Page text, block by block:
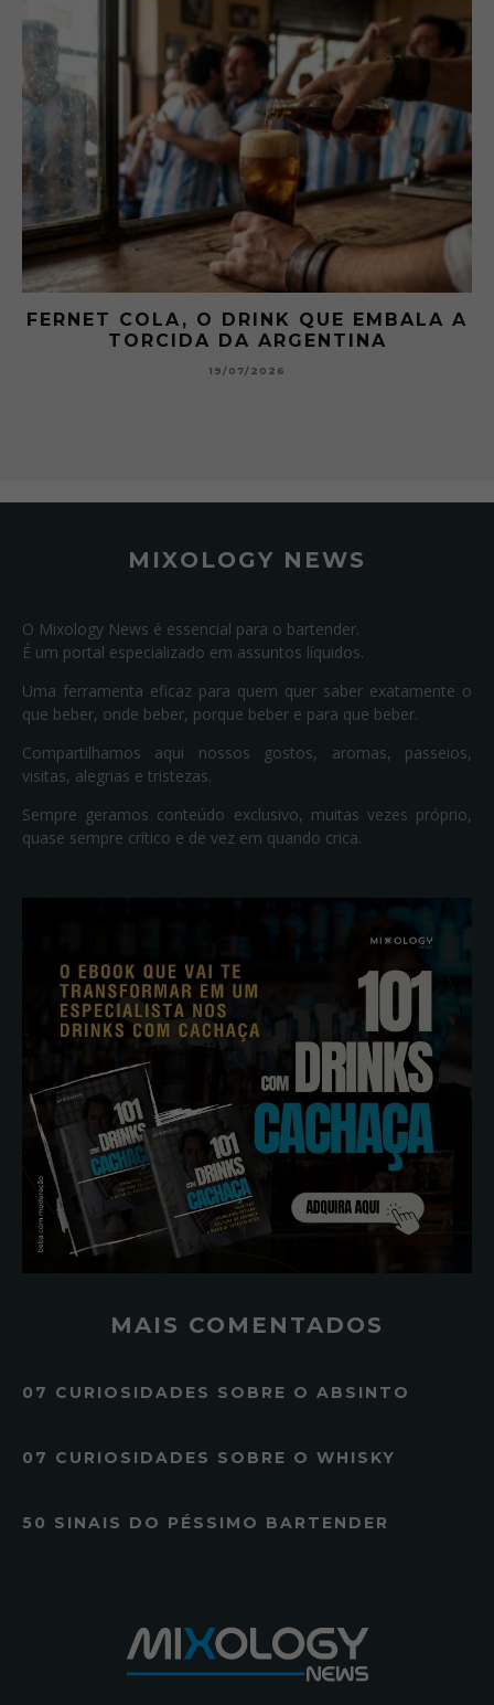
FERNET COLA, O DRINK QUE EMBALA A
TORCIDA DA ARGENTINA
19/07/2026
MIXOLOGY NEWS
O Mixology News é essencial para o bartender.
É um portal especializado em assuntos líquidos.
Uma ferramenta eficaz para quem quer saber exatamente o
que beber, onde beber, porque beber e para que beber.
Compartilhamos aqui nossos gostos, aromas, passeios,
visitas, alegrias e tristezas.
Sempre geramos conteúdo exclusivo, muitas vezes próprio,
quase sempre crítico e de vez em quando crica.
MAIS COMENTADOS
07 CURIOSIDADES SOBRE O ABSINTO
07 CURIOSIDADES SOBRE O WHISKY
50 SINAIS DO PÉSSIMO BARTENDER